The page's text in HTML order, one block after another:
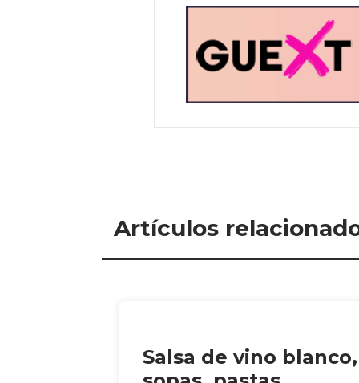
Artículos
Salsa de vino blanco,